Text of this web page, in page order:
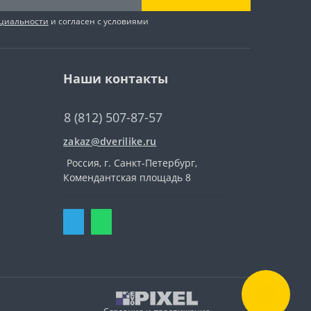
и согласен с условиями
Наши контакты
8 (812) 507-87-57
zakaz@dverilike.ru
Россия, г. Санкт-Петербург,
Комендантская площадь 8